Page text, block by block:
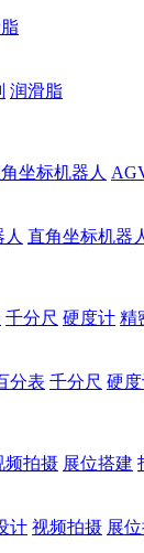
润滑脂
坐标机器人
直角坐标机器
千分尺 硬度计 精
分表 千分尺 硬
频拍摄 展位搭建
计 视频拍摄 展